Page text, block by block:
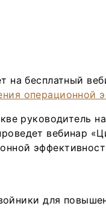
на бесплатный
операционной
руководитель
вебинар
для